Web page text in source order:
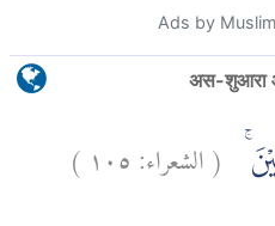
Ads by
अस-शुआरा
(الشعراء:١٠٥ )